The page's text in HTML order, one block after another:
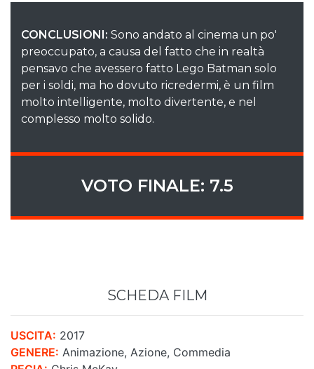
CONCLUSIONI: Sono andato al cinema un po'
preoccupato, a causa del fatto che in realtà
pensavo che avessero fatto Lego Batman solo
per i soldi, ma ho dovuto ricredermi, è un film
molto intelligente, molto divertente, e nel
complesso molto solido.
VOTO FINALE: 7.5
SCHEDA FILM
USCITA: 2017
GENERE: Animazione, Azione, Commedia